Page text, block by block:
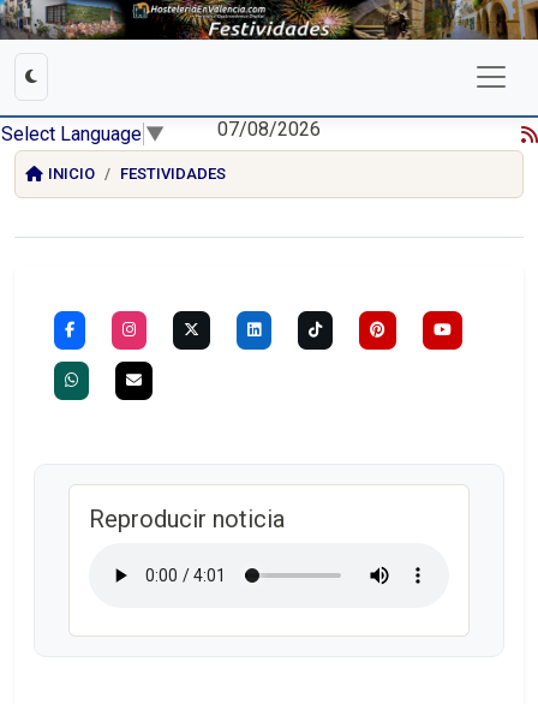
Select Language ▼ 07/08/2026
INICIO FESTIVIDADES
Reproducir noticia